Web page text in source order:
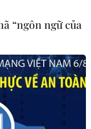
KHÚC THANH
“ngôn ngữ của